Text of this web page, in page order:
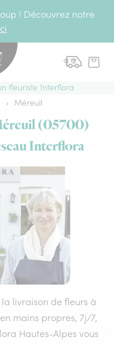
! Découvrez notre
fleuriste Interflora
› Méreuil
(05700)
Interflora
livraison de fleurs à
mains propres, 7j/7,
Hautes-Alpes vous